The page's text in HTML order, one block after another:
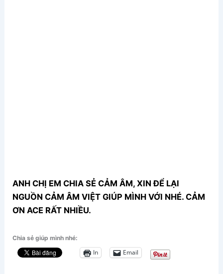
ANH CHỊ EM CHIA SẺ CẢM ÂM, XIN ĐỂ LẠI
NGUỒN CẢM ÂM VIỆT GIÚP MÌNH VỚI NHÉ. CẢM
ƠN ACE RẤT NHIỀU.
Chia sẻ giúp mình nhé:
In Email